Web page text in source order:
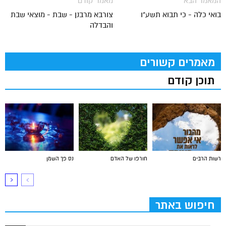
צורבא מרבנן - שבת - מוצאי שבת
והבדלה
בואי כלה - כי תבוא תשע"ו
מאמרים קשורים
תוכן קודם
נס פך השמן חורפו של האדם רשות הרבים
חיפוש באתר